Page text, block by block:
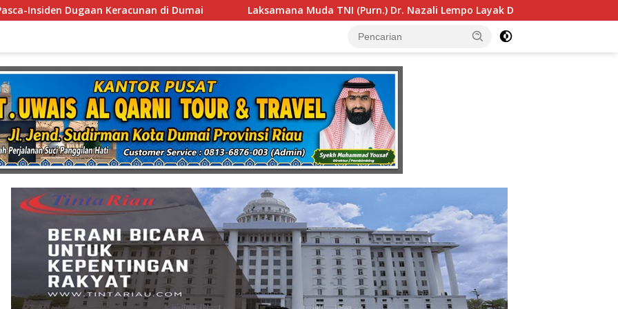
Laksamana Muda TNI (Purn.) Dr. Nazali Lempo Layak Dipertimbangkan sebagai Jaksa Agung: Tegas, Berintegritas, dan